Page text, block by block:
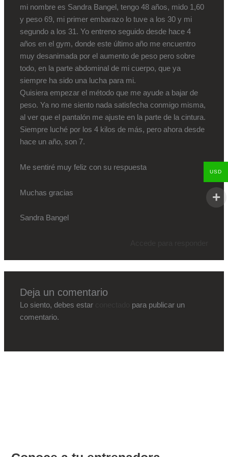
mi nombre es Sandra Bangel, tengo 48 años, mido 1,60
y peso 69, mi primer embarazo lo tuve a los 30 y mi
segundo a los 31. Yo entreno seguido desde hace 4
años en el gym, donde este último año me encuentro
muy desanimada por el aumento de peso pero sobre
todo, en la parte abdominal de mi cuerpo, que ya
siempre ha sido una lucha para mi.
Quisiera empezar el método que me ayude a bajar de
peso. Ya no me siento nada satisfecha conmigo misma,
al ver que el pantalón me ajuste en la parte de la cintura.
Siempre luché por los 4 kilos de más, pero ahora desde
hace un año, son 7.
Me sentiré muy feliz con su respuesta
Muchas gracias
Sandra Bangel
Deja un comentario
Lo siento, debes estar
para publicar un
comentario.
USD